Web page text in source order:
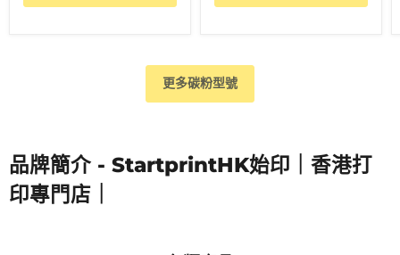
更多碳粉型號
品牌簡介 - StartprintHK始印｜香港打
印專門店｜